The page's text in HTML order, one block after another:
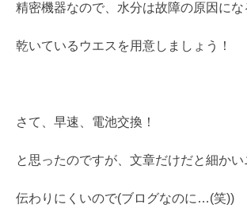
精密機器なので、水分は故障の原因にな
乾いているウエスを用意しましょう！
さて、早速、電池交換！
と思ったのですが、文章だけだと細か
伝わりにくいので(ブログなのに…(笑))